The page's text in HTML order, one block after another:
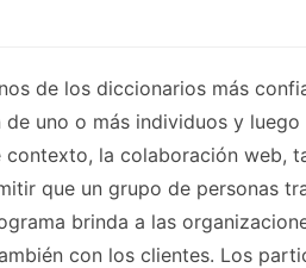
de los diccionarios más
uno o más individuos y
la colaboración web,
que un grupo de personas
brinda a las
con los clientes. Los